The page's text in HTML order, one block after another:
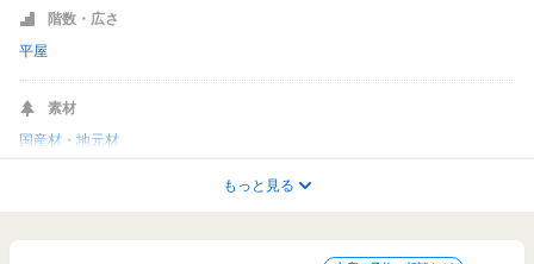
階数・広さ
平屋
素材
国産材・地元材
もっと見る